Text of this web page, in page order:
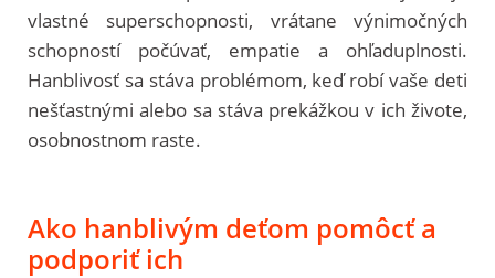
vlastné superschopnosti, vrátane výnimočných
schopností počúvať, empatie a ohľaduplnosti.
Hanblivosť sa stáva problémom, keď robí vaše deti
nešťastnými alebo sa stáva prekážkou v ich živote,
osobnostnom raste.
Ako hanblivým deťom pomôcť a
podporiť ich